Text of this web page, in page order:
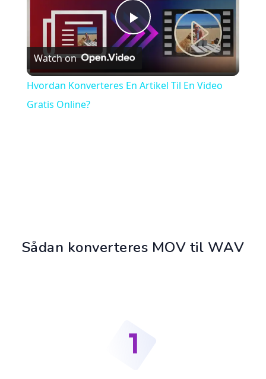
Play
Video
Watch on
Hvordan Konverteres En Artikel Til En Video
Gratis Online?
Sådan konverteres MOV til WAV